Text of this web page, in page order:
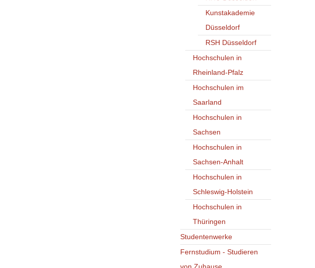
Kunstakademie
Düsseldorf
RSH Düsseldorf
Hochschulen in
Rheinland-Pfalz
Hochschulen im
Saarland
Hochschulen in
Sachsen
Hochschulen in
Sachsen-Anhalt
Hochschulen in
Schleswig-Holstein
Hochschulen in
Thüringen
Studentenwerke
Fernstudium - Studieren